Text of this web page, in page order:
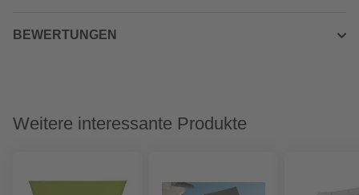
BEWERTUNGEN
Weitere interessante Produkte